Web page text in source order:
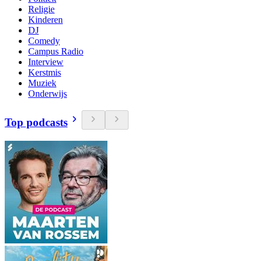
Religie
Kinderen
DJ
Comedy
Campus Radio
Interview
Kerstmis
Muziek
Onderwijs
Top podcasts